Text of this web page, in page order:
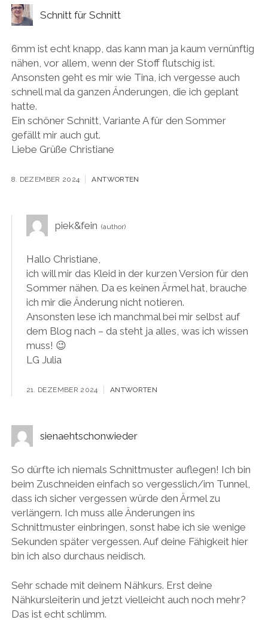
Schnitt für Schnitt
6mm ist echt knapp, das kann man ja kaum vernünftig
nähen, vor allem, wenn der Stoff flutschig ist.
Ansonsten geht es mir wie Tina, ich vergesse auch
schnell mal da ganzen Änderungen, die ich geplant
hatte.
Ein schöner Schnitt, Variante A für den Sommer
gefällt mir auch gut.
Liebe Grüße Christiane
8. DEZEMBER 2024 ANTWORTEN
piek&fein
Hallo Christiane,
ich will mir das Kleid in der kurzen Version für den
Sommer nähen. Da es keinen Ärmel hat, brauche
ich mir die Änderung nicht notieren.
Ansonsten lese ich manchmal bei mir selbst auf
dem Blog nach – da steht ja alles, was ich wissen
muss! 😉
LG Julia
21. DEZEMBER 2024 ANTWORTEN
sienaehtschonwieder
So dürfte ich niemals Schnittmuster auflegen! Ich bin
beim Zuschneiden einfach so vergesslich/im Tunnel,
dass ich sicher vergessen würde den Ärmel zu
verlängern. Ich muss alle Änderungen ins
Schnittmuster einbringen, sonst habe ich sie wenige
Sekunden später vergessen. Auf deine Fähigkeit hier
bin ich also durchaus neidisch.
Sehr schade mit deinem Nähkurs. Erst deine
Nähkursleiterin und jetzt vielleicht auch noch mehr?
Das ist echt schlimm.